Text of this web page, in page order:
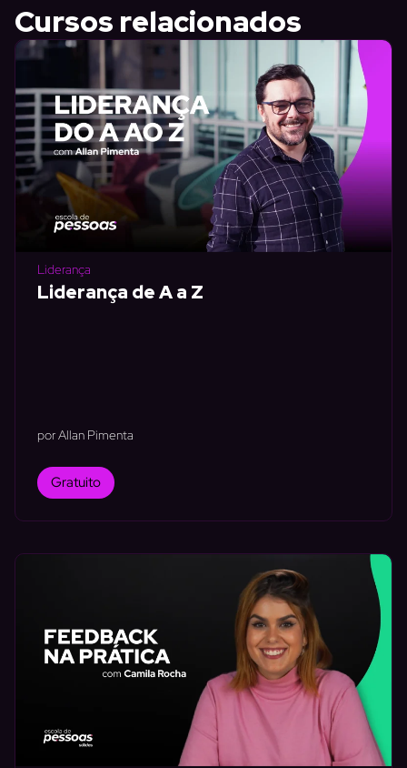
Cursos relacionados
Liderança
Liderança de A a Z
por Allan Pimenta
Gratuito